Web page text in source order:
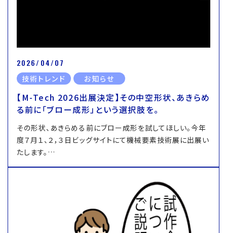
2026/04/07
技術トレンド お知らせ
【M-Tech 2026出展決定】その中空形状、あきらめ
る前に「ブロー成形」という選択肢を。
その形状、あきらめる前にブロー成形を試してほしい。今年
度７月１、２，３日ビッグサイトにて機械要素技術展に出展い
たします。…